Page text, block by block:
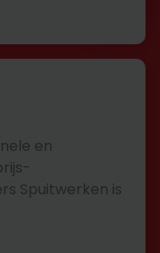
en
Spuitwerken is